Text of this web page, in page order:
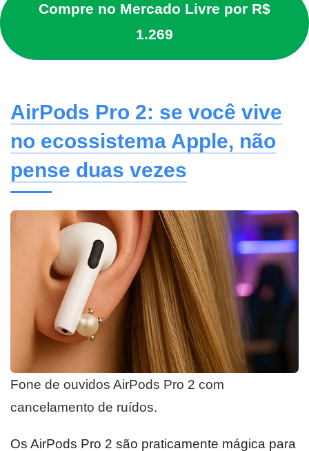
Compre no Mercado Livre por R$
1.269
AirPods Pro 2: se você vive
no ecossistema Apple, não
pense duas vezes
Fone de ouvidos AirPods Pro 2 com
cancelamento de ruídos.
Os AirPods Pro 2 são praticamente mágica para